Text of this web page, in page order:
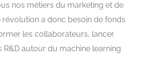
nos métiers du marketing et de
révolution a donc besoin de fonds
les collaborateurs, lancer
autour du machine learning